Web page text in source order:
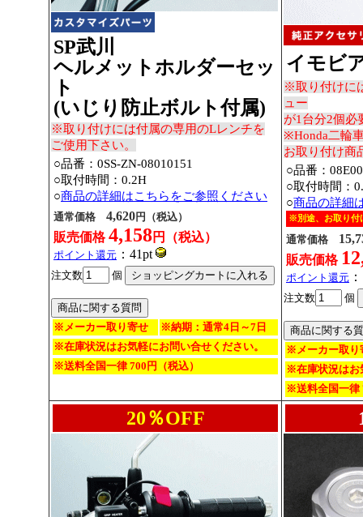
SP武川
ヘルメットホルダーセッ
ト
(いじり防止ボルト付属)
※取り付けには付属の専用のLレンチを
ご使用下さい。
○品番：0SS-ZN-08010151
○取付時間：0.2H
○商品の詳細はこちらをご参照ください
通常価格 4,620円（税込）
販売価格4,158円（税込）
ポイント還元 ：41pt
注文数 個
※メーカー取り寄せ
※納期：通常4日～7日
※在庫状況はお気軽にお問い合せください。
※送料全国一律 700円（税込）
イモビ
※取り付けに
ュー
が1台分2個必
※Honda二輪
お取り付け商
○品番：
○取付時間：
○商品の詳細
※別途、お取り付
通常価格
販売価格
ポイント還元
注文数 個
※メーカー取り
※在庫状況はお
※送料全国一律
20％OFF